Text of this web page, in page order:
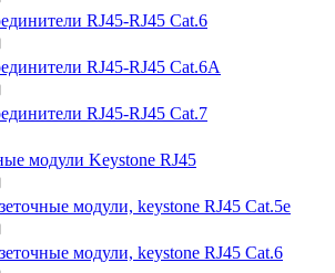
RJ45-RJ45 Cat.6
RJ45-RJ45 Cat.6A
RJ45-RJ45 Cat.7
модули Keystone RJ45
модули, keystone RJ45 Cat.5e
модули, keystone RJ45 Cat.6